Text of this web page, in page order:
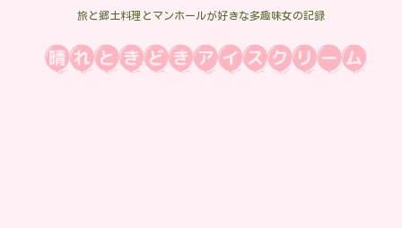
旅と郷土料理とマンホールが好きな多趣味女の記録